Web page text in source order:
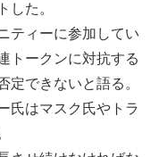
た。
ティーに参加してい
トークンに対抗する
できないと語る。
氏はマスク氏やトラ